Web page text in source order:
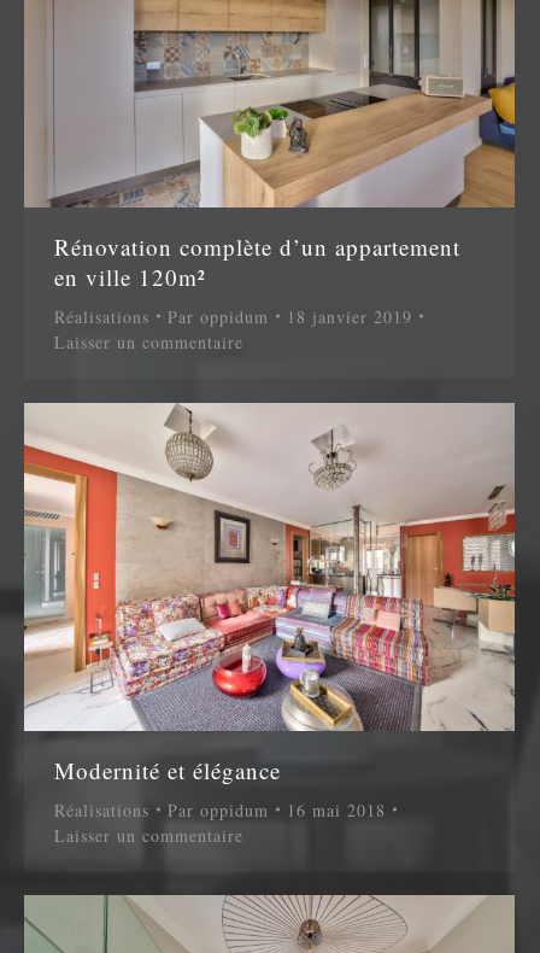
Rénovation complète d’un appartement
en ville 120m²
Réalisations Par oppidum
18 janvier 2019
Laisser un commentaire
Modernité et élégance
Réalisations Par oppidum
16 mai 2018
Laisser un commentaire